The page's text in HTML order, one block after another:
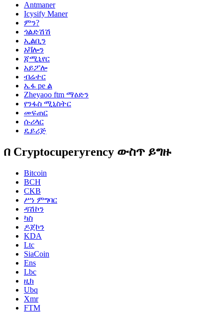
Antmaner
Icysify Maner
ምን?
ጎልድሽሽ
ኢልቢን
አቫሎን
ጃሚኒየር
አይፖሎ
ብሬተር
ኤፋ pe ል
Zheyaoo ftm ማዕድን
የንፋስ ሚኒስትር
መፍጠር
ሱሪላር
ዴይሪጅ
በ Cryptocuperyrency ውስጥ ይግዙ
Bitcoin
BCH
CKB
ሥነ ምግባር
ዳሽኮን
ካስ
ዶጀኮን
KDA
Ltc
SiaCoin
Ens
Lbc
ዚክ
Ubq
Xmr
FTM